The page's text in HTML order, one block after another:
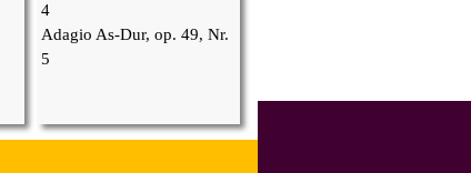
4
Adagio As-Dur, op. 49, Nr.
5